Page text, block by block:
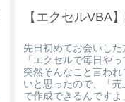
【エクセルVBA
先日初めてお会いした
「エクセルで毎日や
突然そんなこと言わ
いと思ったので、「
で作成できるんですよ